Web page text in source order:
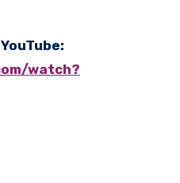
watch?